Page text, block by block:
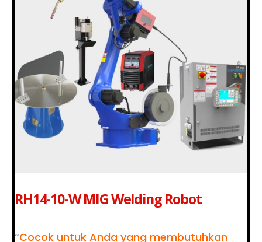
RH14-10-W MIG Welding Robot
“Cocok untuk Anda yang membutuhkan